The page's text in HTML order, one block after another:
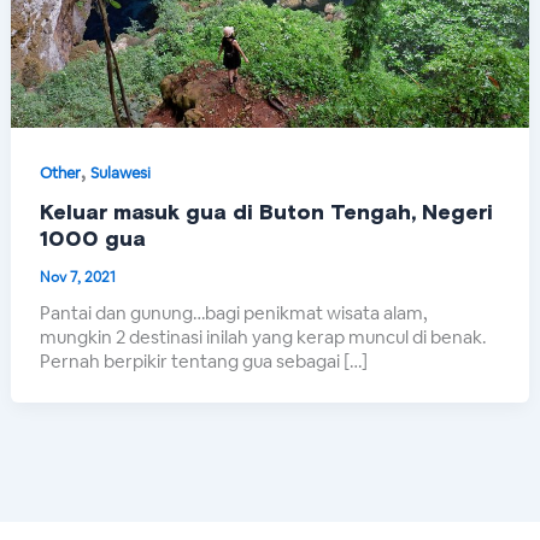
Other,Sulawesi
Keluar masuk gua di Buton Tengah, Negeri
1000 gua
Nov 7, 2021
Pantai dan gunung…bagi penikmat wisata alam,
mungkin 2 destinasi inilah yang kerap muncul di benak.
Pernah berpikir tentang gua sebagai […]